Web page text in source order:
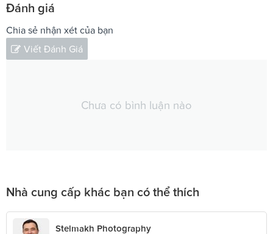
Đánh giá
Chia sẻ nhận xét của bạn
Viết Đánh Giá
Chưa có bình luận nào
Nhà cung cấp khác bạn có thể thích
Stelmakh Photography